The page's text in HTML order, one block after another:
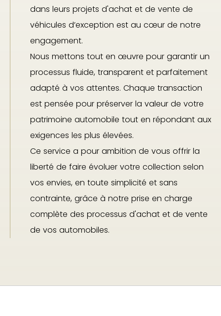
dans leurs projets d'achat et de vente de
véhicules d’exception est au cœur de notre
engagement.
Nous mettons tout en œuvre pour garantir un
processus fluide, transparent et parfaitement
adapté à vos attentes. Chaque transaction
est pensée pour préserver la valeur de votre
patrimoine automobile tout en répondant aux
exigences les plus élevées.
Ce service a pour ambition de vous offrir la
liberté de faire évoluer votre collection selon
vos envies, en toute simplicité et sans
contrainte, grâce à notre prise en charge
complète des processus d'achat et de vente
de vos automobiles.